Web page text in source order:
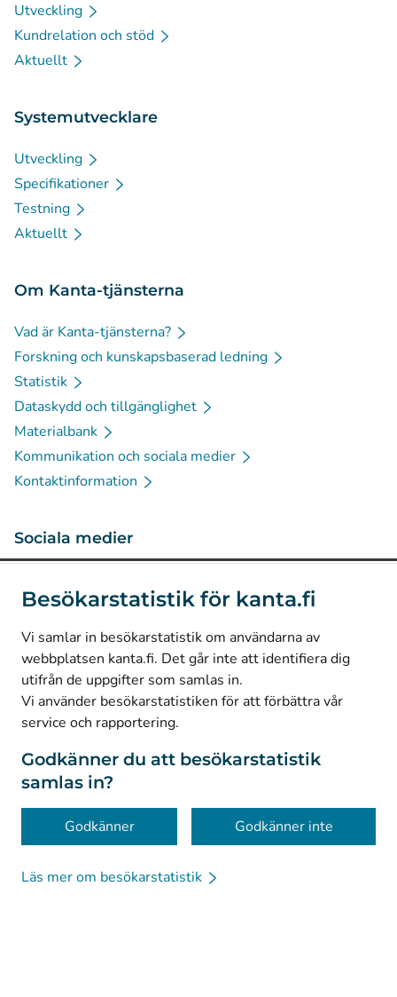
Besökarstatistik för kanta.fi
Vi samlar in besökarstatistik om användarna av
webbplatsen kanta.fi. Det går inte att identifiera dig
utifrån de uppgifter som samlas in.
Vi använder besökarstatistiken för att förbättra vår
service och rapportering.
Godkänner du att besökarstatistik
samlas in?
Godkänner Godkänner inte
Läs mer om besökarstatistik
Utveckling
Kundrelation och stöd
Aktuellt
Systemutvecklare
Utveckling
Specifikationer
Testning
Aktuellt
Om Kanta-tjänsterna
Vad är Kanta-tjänsterna?
Forskning och kunskapsbaserad ledning
Statistik
Dataskydd och tillgänglighet
Materialbank
Kommunikation och sociala medier
Kontaktinformation
Sociala medier
LinkedIn(Avautuu uuteen välilehteen)
Facebook
Avautuu uuteen välilehteen)
© Kanta-Palvelut, Kansaneläkelaitos
Dataskydd
Om webbplatsen
Tillgänglighet
Kakor